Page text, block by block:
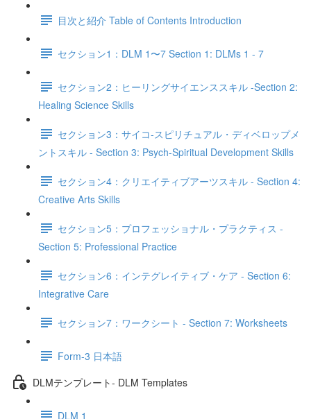
目次と紹介 Table of Contents Introduction
セクション1：DLM 1〜7 Section 1: DLMs 1 - 7
セクション2：ヒーリングサイエンススキル -Section 2:
Healing Science Skills
セクション3：サイコ‐スピリチュアル・ディベロップメ
ントスキル - Section 3: Psych-Spiritual Development Skills
セクション4：クリエイティブアーツスキル - Section 4:
Creative Arts Skills
セクション5：プロフェッショナル・プラクティス -
Section 5: Professional Practice
セクション6：インテグレイティブ・ケア - Section 6:
Integrative Care
セクション7：ワークシート - Section 7: Worksheets
Form-3 日本語
DLMテンプレート- DLM Templates
DLM 1